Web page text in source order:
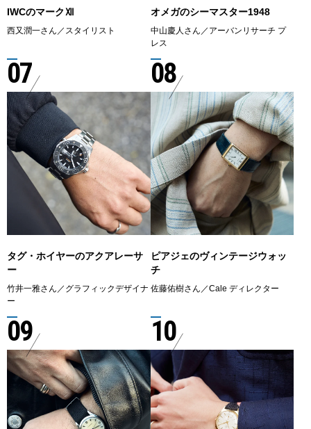
IWCのマークⅫ
西又潤一さん／スタイリスト
オメガのシーマスター1948
中山慶人さん／アーバンリサーチ プ
レス
07
タグ・ホイヤーのアクアレーサ
ー
竹井一雅さん／グラフィックデザイナ
ー
08
ピアジェのヴィンテージウォッ
チ
佐藤佑樹さん／Cale ディレクター
09 10